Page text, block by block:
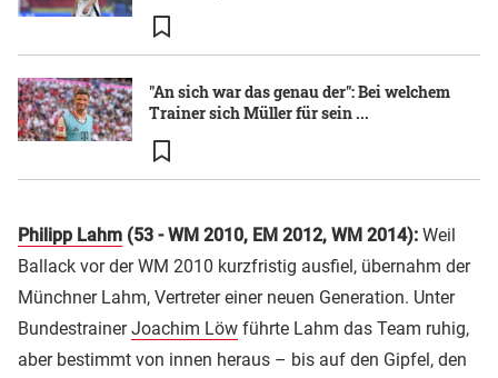
"An sich war das genau der": Bei welchem
Trainer sich Müller für sein ...
Philipp Lahm (53 - WM 2010, EM 2012, WM 2014): Weil
Ballack vor der WM 2010 kurzfristig ausfiel, übernahm der
Münchner Lahm, Vertreter einer neuen Generation. Unter
BundestrainerJoachim Löw führte Lahm das Team ruhig,
aber bestimmt von innen heraus – bis auf den Gipfel, den